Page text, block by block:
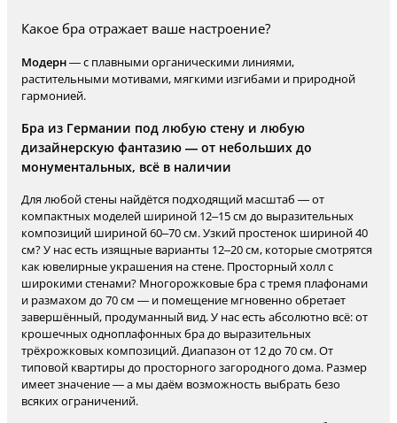
Какое бра отражает ваше настроение?
Модерн— с плавными органическими линиями,
растительными мотивами, мягкими изгибами и природной
гармонией.
Бра из Германии под любую стену и любую
дизайнерскую фантазию — от небольших до
монументальных, всё в наличии
Для любой стены найдётся подходящий масштаб — от
компактных моделей шириной 12–15 см до выразительных
композиций шириной 60–70 см. Узкий простенок шириной 40
см? У нас есть изящные варианты 12–20 см, которые смотрятся
как ювелирные украшения на стене. Просторный холл с
широкими стенами? Многорожковые бра с тремя плафонами
и размахом до 70 см — и помещение мгновенно обретает
завершённый, продуманный вид. У нас есть абсолютно всё: от
крошечных одноплафонных бра до выразительных
трёхрожковых композиций. Диапазон от 12 до 70 см. От
типовой квартиры до просторного загородного дома. Размер
имеет значение — а мы даём возможность выбрать безо
всяких ограничений.